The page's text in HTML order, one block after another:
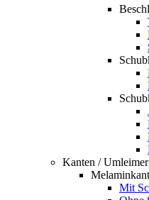
Kanten / Umleimer
Mit